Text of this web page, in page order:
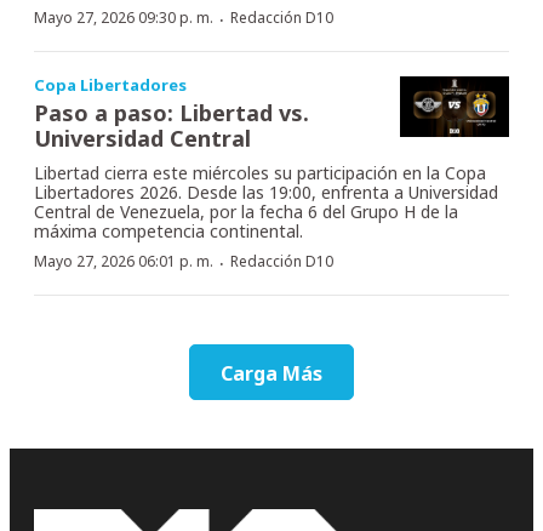
Mayo 27, 2026 09:30 p. m. · Redacción D10
Copa Libertadores
Paso a paso: Libertad vs.
Universidad Central
Libertad cierra este miércoles su participación en la Copa
Libertadores 2026. Desde las 19:00, enfrenta a Universidad
Central de Venezuela, por la fecha 6 del Grupo H de la
máxima competencia continental.
Mayo 27, 2026 06:01 p. m. · Redacción D10
Carga Más